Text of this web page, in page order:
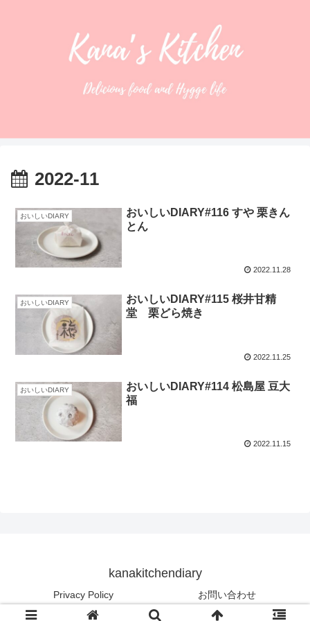
2022-11
おいしいDIARY
おいしいDIARY#116 すや 栗きん
とん
2022.11.28
おいしいDIARY
おいしいDIARY#115 桜井甘精
堂 栗どら焼き
2022.11.25
おいしいDIARY
おいしいDIARY#114 松島屋 豆大
福
2022.11.15
kanakitchendiary
Privacy Policy お問い合わせ
© 2022 kanakitchendiary.